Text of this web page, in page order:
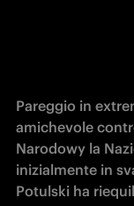
Pareggio in
amichevole
Narodowy la
inizialmente in
Potulski ha